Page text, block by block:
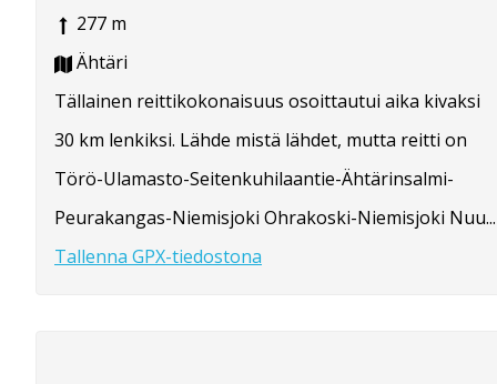
277 m
Ähtäri
Tällainen reittikokonaisuus osoittautui aika kivaksi
30 km lenkiksi. Lähde mistä lähdet, mutta reitti on
Törö-Ulamasto-Seitenkuhilaantie-Ähtärinsalmi-
Peurakangas-Niemisjoki Ohrakoski-Niemisjoki Nuu...
Tallenna GPX-tiedostona